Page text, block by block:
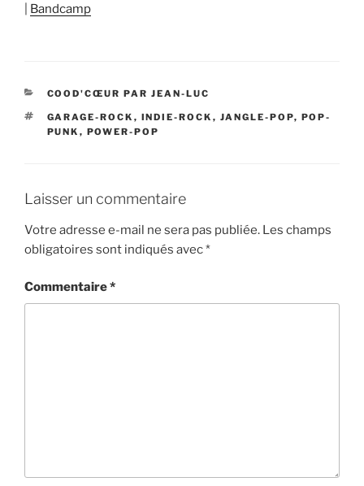
Bandcamp
CATÉGORIES
COOD'CŒUR PAR JEAN-LUC
ÉTIQUETTES
GARAGE-ROCK , INDIE-ROCK , JANGLE-POP, POP-
PUNK , POWER-POP
Laisser un commentaire
Votre adresse e-mail ne sera pas publiée. Les champs
obligatoires sont indiqués avec*
Commentaire*